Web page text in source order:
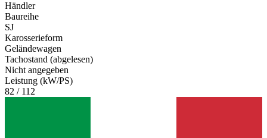
Händler
Baureihe
SJ
Karosserieform
Geländewagen
Tachostand (abgelesen)
Nicht angegeben
Leistung (kW/PS)
82 / 112